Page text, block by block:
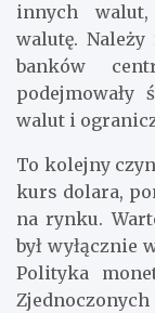
innych walut,
walutę.
banków
walut i
To kolejny
kurs dolara,
na rynku.
był wyłącznie
Polityka
Zjednoczonych